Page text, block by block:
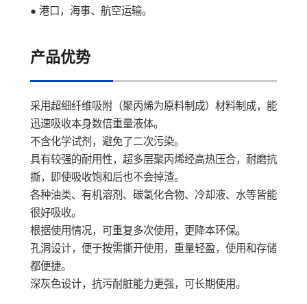
● 港口，海事、航空运输。
产品优势
采用超细纤维吸附（聚丙烯为原料制成）材料制成，能
迅速吸收本身数倍重量液体。
不含化学试剂，避免了二次污染。
具有较强的耐用性，超多层聚丙烯经高热压合，耐磨抗
撕，即使吸收饱和后也不会掉渣。
各种油类、有机溶剂、碳氢化合物、冷却液、水等皆能
很好吸收。
根据使用情况，可重复多次使用，更降本环保。
孔洞设计，便于按需撕开使用，重量轻盈，使用和存储
都便捷。
深灰色设计，抗污耐脏能力更强，可长期使用。